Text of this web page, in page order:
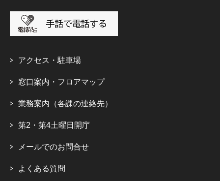
アクセス・駐車場
窓口案内・フロアマップ
業務案内（各課の連絡先）
第2・第4土曜日開庁
メールでのお問合せ
よくある質問